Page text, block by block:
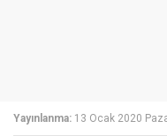
Yayınlanma: 13 Ocak 2020